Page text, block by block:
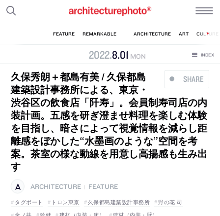
2022.8.01 MON
SHARE
久保秀朗＋都島有美 / 久保都島
建築設計事務所による、東京・
渋谷区の飲食店「阡寿」。会員制寿司店の内
装計画。五感を研ぎ澄ませ料理を楽しむ体験
を目指し、暗さによって視覚情報を減らし距
離感をぼかした“水墨画のような”空間を考
案。茶室の様な動線を用意し高揚感も生み出
す
ARCHITECTURE
FEATURE
タグボート
トロン東京 久保都島建築設計事務所
野の花 司